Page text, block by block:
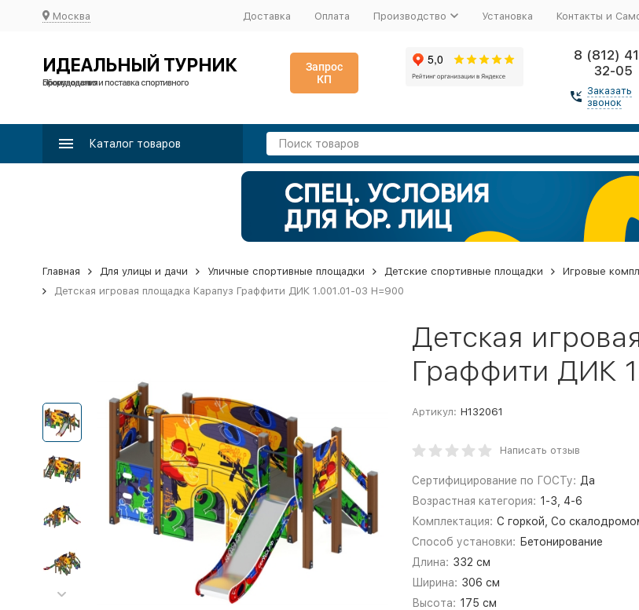
Москва Доставка Оплата Производство Установка Контакты и
ИДЕАЛЬНЫЙ ТУРНИК
Производство и поставка спортивного оборудования
Запрос
КП
8 (812)
32-05
Заказать
звонок
Каталог товаров
Главная Для улицы и дачи Уличные спортивные площадки Детские спортивные площадки
Игровые
Детская игровая площадка Карапуз Граффити ДИК 1.001.01-03 Н=900
Детская
Граффити ДИК
Артикул: Н132061
Написать отзыв
Сертифицирование по ГОСТу: Да
Возрастная категория: 1-3, 4-6
Комплектация: С горкой, Со
Способ установки: Бетонирование
Длина: 332 см
Ширина: 306 см
Высота: 175 см